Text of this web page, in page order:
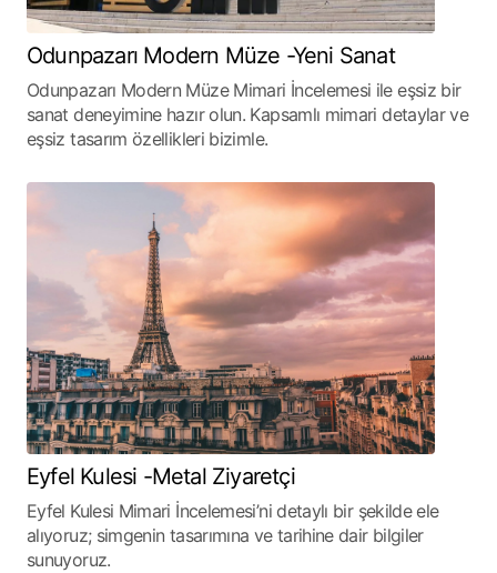
Odunpazarı Modern Müze -Yeni Sanat
Odunpazarı Modern Müze Mimari İncelemesi ile eşsiz bir
sanat deneyimine hazır olun. Kapsamlı mimari detaylar ve
eşsiz tasarım özellikleri bizimle.
Eyfel Kulesi -Metal Ziyaretçi
Eyfel Kulesi Mimari İncelemesi’ni detaylı bir şekilde ele
alıyoruz; simgenin tasarımına ve tarihine dair bilgiler
sunuyoruz.